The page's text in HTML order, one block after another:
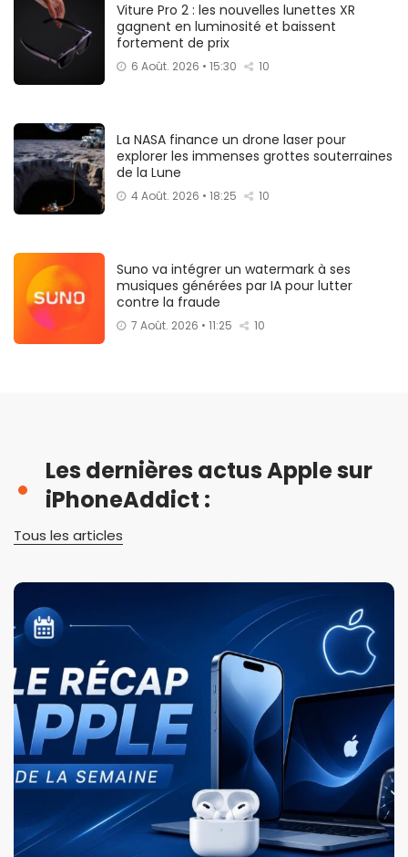
Viture Pro 2 : les nouvelles lunettes XR
gagnent en luminosité et baissent
fortement de prix
6 Août. 2026 • 15:30 10
La NASA finance un drone laser pour
explorer les immenses grottes souterraines
de la Lune
4 Août. 2026 • 18:25 10
Suno va intégrer un watermark à ses
musiques générées par IA pour lutter
contre la fraude
7 Août. 2026 • 11:25 10
Les dernières actus Apple sur
iPhoneAddict :
Tous les articles